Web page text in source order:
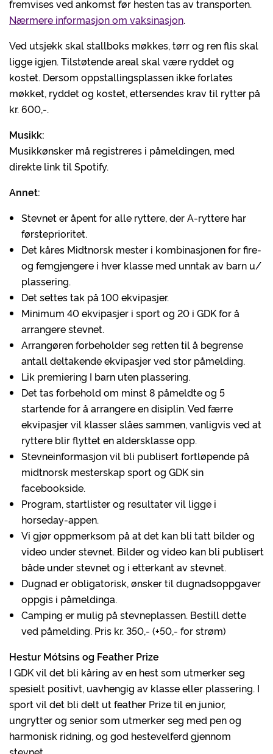
fremvises ved ankomst før hesten tas av transporten.
Nærmere informasjon om vaksinasjon.
Ved utsjekk skal stallboks møkkes, tørr og ren flis skal
ligge igjen. Tilstøtende areal skal være ryddet og
kostet. Dersom oppstallingsplassen ikke forlates
møkket, ryddet og kostet, ettersendes krav til rytter på
kr. 600,-.
Musikk:
Musikkønsker må registreres i påmeldingen, med
direkte link til Spotify.
Annet:
Stevnet er åpent for alle ryttere, der A-ryttere har
førsteprioritet.
Det kåres Midtnorsk mester i kombinasjonen for fire-
og femgjengere i hver klasse med unntak av barn u/
plassering.
Det settes tak på 100 ekvipasjer.
Minimum 40 ekvipasjer i sport og 20 i GDK for å
arrangere stevnet.
Arrangøren forbeholder seg retten til å begrense
antall deltakende ekvipasjer ved stor påmelding.
Lik premiering I barn uten plassering.
Det tas forbehold om minst 8 påmeldte og 5
startende for å arrangere en disiplin. Ved færre
ekvipasjer vil klasser slåes sammen, vanligvis ved at
ryttere blir flyttet en aldersklasse opp.
Stevneinformasjon vil bli publisert fortløpende på
midtnorsk mesterskap sport og GDK sin
facebookside.
Program, startlister og resultater vil ligge i
horseday-appen.
Vi gjør oppmerksom på at det kan bli tatt bilder og
video under stevnet. Bilder og video kan bli publisert
både under stevnet og i etterkant av stevnet.
Dugnad er obligatorisk, ønsker til dugnadsoppgaver
oppgis i påmeldinga.
Camping er mulig på stevneplassen. Bestill dette
ved påmelding. Pris kr. 350,- (+50,- for strøm)
Hestur Mótsins og Feather Prize
I GDK vil det bli kåring av en hest som utmerker seg
spesielt positivt, uavhengig av klasse eller plassering. I
sport vil det bli delt ut feather Prize til en junior,
ungrytter og senior som utmerker seg med pen og
harmonisk ridning, og god hestevelferd gjennom